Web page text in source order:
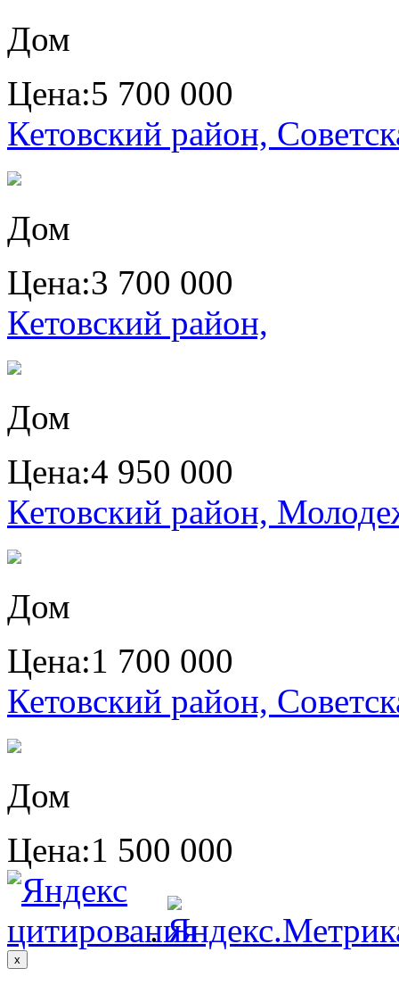
Дом
Цена:5 700 000
Кетовский район,
Дом
Цена:3 700 000
Кетовский район,
Дом
Цена:4 950 000
Кетовский район,
Дом
Цена:1 700 000
Кетовский район,
Дом
Цена:1 500 000
.
x